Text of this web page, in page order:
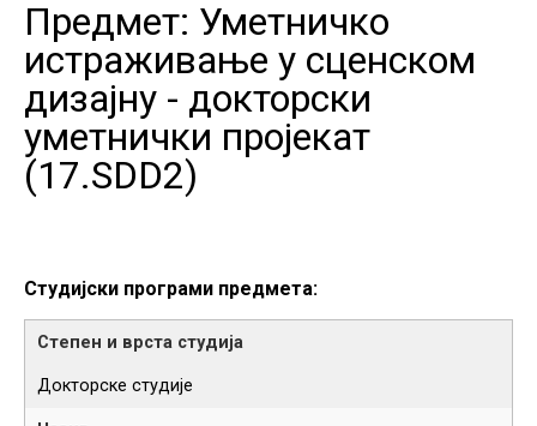
Предмет: Уметничко
истраживање у сценском
дизајну - докторски
уметнички пројекат
(17.SDD2)
Студијски програми предмета:
Докторске студије